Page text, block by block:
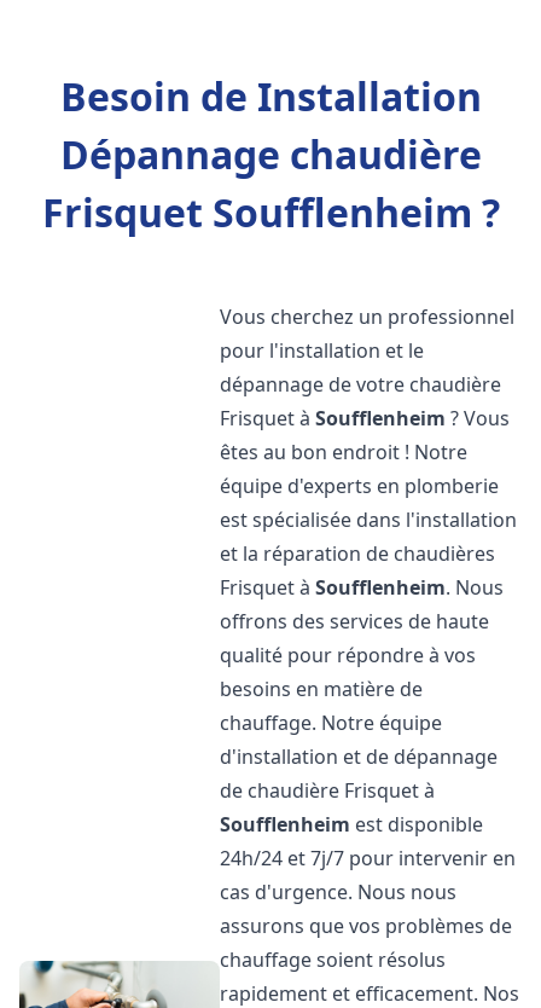
Besoin de Installation
Dépannage chaudière
Frisquet Soufflenheim ?
Vous cherchez un professionnel
pour l'installation et le
dépannage de votre chaudière
Frisquet àSoufflenheim ? Vous
êtes au bon endroit ! Notre
équipe d'experts en plomberie
est spécialisée dans l'installation
et la réparation de chaudières
Frisquet àSoufflenheim. Nous
offrons des services de haute
qualité pour répondre à vos
besoins en matière de
chauffage. Notre équipe
d'installation et de dépannage
de chaudière Frisquet à
Soufflenheim est disponible
24h/24 et 7j/7 pour intervenir en
cas d'urgence. Nous nous
assurons que vos problèmes de
chauffage soient résolus
rapidement et efficacement. Nos